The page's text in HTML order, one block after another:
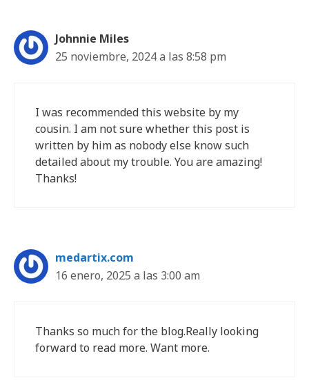
Johnnie Miles
25 noviembre, 2024 a las 8:58 pm
I was recommended this website by my
cousin. I am not sure whether this post is
written by him as nobody else know such
detailed about my trouble. You are amazing!
Thanks!
medartix.com
16 enero, 2025 a las 3:00 am
Thanks so much for the blog.Really looking
forward to read more. Want more.